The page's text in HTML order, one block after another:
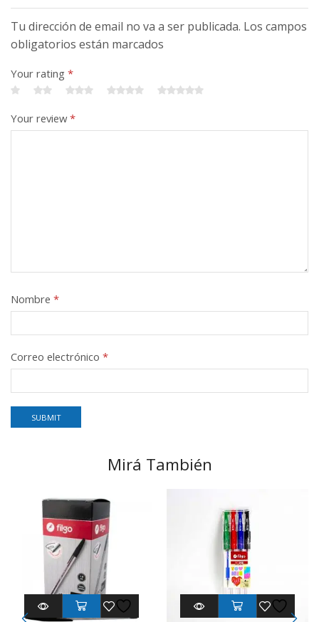
Tu dirección de email no va a ser publicada. Los campos
obligatorios están marcados
Your rating *
Your review*
Nombre *
Correo electrónico *
Mirá También